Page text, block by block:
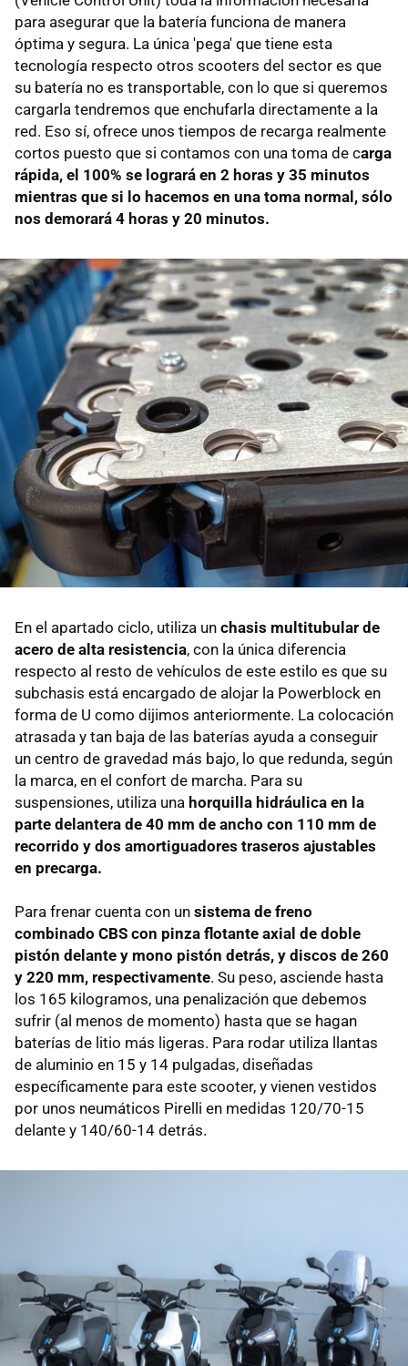
para asegurar que la batería funciona de manera
óptima y segura. La única 'pega' que tiene esta
tecnología respecto otros scooters del sector es que
su batería no es transportable, con lo que si queremos
cargarla tendremos que enchufarla directamente a la
red. Eso sí, ofrece unos tiempos de recarga realmente
cortos puesto que si contamos con una toma de carga
rápida, el 100% se logrará en 2 horas y 35 minutos
mientras que si lo hacemos en una toma normal, sólo
nos demorará 4 horas y 20 minutos.
En el apartado ciclo, utiliza un chasis multitubular de
acero de alta resistencia, con la única diferencia
respecto al resto de vehículos de este estilo es que su
subchasis está encargado de alojar la Powerblock en
forma de U como dijimos anteriormente. La colocación
atrasada y tan baja de las baterías ayuda a conseguir
un centro de gravedad más bajo, lo que redunda, según
la marca, en el confort de marcha. Para su
suspensiones, utiliza una horquilla hidráulica en la
parte delantera de 40 mm de ancho con 110 mm de
recorrido y dos amortiguadores traseros ajustables
en precarga.
Para frenar cuenta con un sistema de freno
combinado CBS con pinza flotante axial de doble
pistón delante y mono pistón detrás, y discos de 260
y 220 mm, respectivamente. Su peso, asciende hasta
los 165 kilogramos, una penalización que debemos
sufrir (al menos de momento) hasta que se hagan
baterías de litio más ligeras. Para rodar utiliza llantas
de aluminio en 15 y 14 pulgadas, diseñadas
específicamente para este scooter, y vienen vestidos
por unos neumáticos Pirelli en medidas 120/70-15
delante y 140/60-14 detrás.